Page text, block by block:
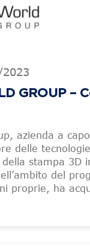
2023
GROUP –
azienda a
delle
stampa 3D
del
proprie, ha